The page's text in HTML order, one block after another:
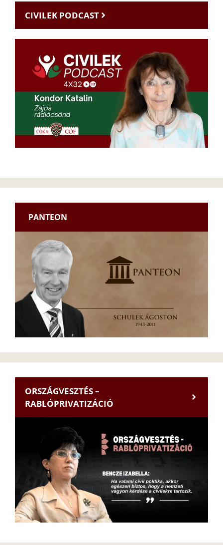
CIVILEK PODCAST
PANTEON
ORSZÁGVESZTÉS –
RABLÓPRIVATIZÁCIÓ